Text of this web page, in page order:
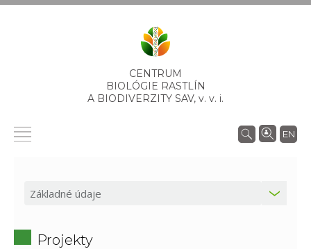
CENTRUM
BIOLÓGIE RASTLÍN
A BIODIVERZITY SAV, v. v. i.
EN
Projekty